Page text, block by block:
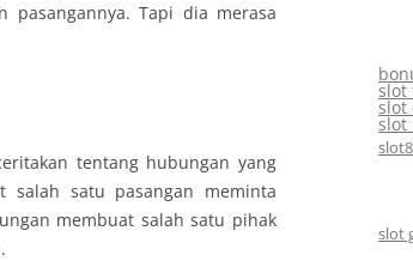
Tapi dia merasa
tentang hubungan yang
salah satu pasangan meminta
membuat salah satu pihak
slot
slot
slot
slot